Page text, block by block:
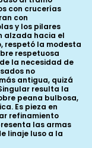
con crucerías
con
y los pilares
alzada hacia el
respetó la modesta
respetuosa
la necesidad de
no
antigua, quizá
resulta la
peana bulbosa,
Es pieza en
refinamiento
las armas
linaje luso a la